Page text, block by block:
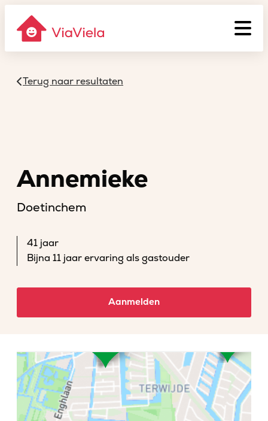
Terug naar resultaten
Annemieke
Doetinchem
41 jaar
Bijna 11 jaar ervaring als gastouder
Aanmelden